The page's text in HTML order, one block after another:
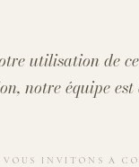
utilisation de ce
notre équipe est
INVITONS À